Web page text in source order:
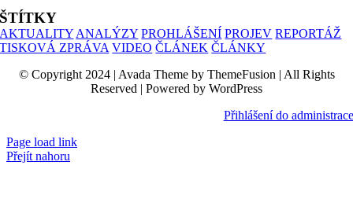
ŠTÍTKY
AKTUALITY ANALÝZY PROHLÁŠENÍ PROJEV REPORTÁŽ
TISKOVÁ ZPRÁVA VIDEO ČLÁNEK ČLÁNKY
© Copyright 2024 | Avada Theme by ThemeFusion | All Rights
Reserved | Powered by WordPress
Přihlášení do administrace
Page load link
Přejít nahoru